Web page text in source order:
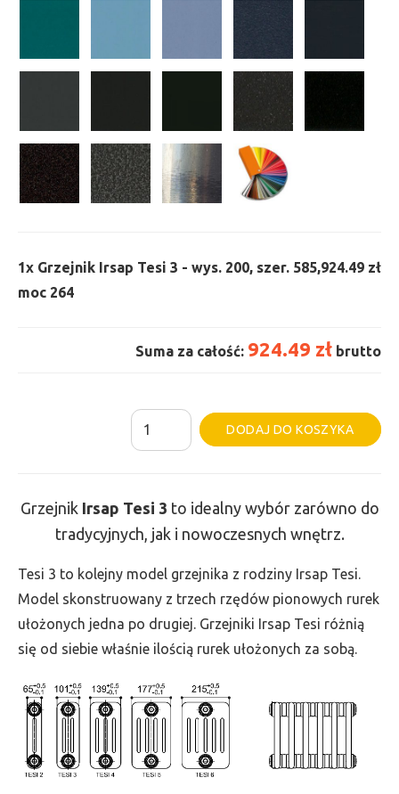
1x Grzejnik Irsap Tesi 3 - wys. 200, szer. 585,
moc 264
924.49 zł
Suma za całość: 924.49 zł brutto
ilość
Grzejnik
-
wys.
200,
szer.
585,
264
DODAJ DO KOSZYKA
Grzejnik Irsap Tesi 3 to idealny wybór zarówno do
tradycyjnych, jak i nowoczesnych wnętrz.
Tesi 3 to kolejny model grzejnika z rodziny Irsap Tesi.
Model skonstruowany z trzech rzędów pionowych rurek
ułożonych jedna po drugiej. Grzejniki Irsap Tesi różnią
się od siebie właśnie ilością rurek ułożonych za sobą.